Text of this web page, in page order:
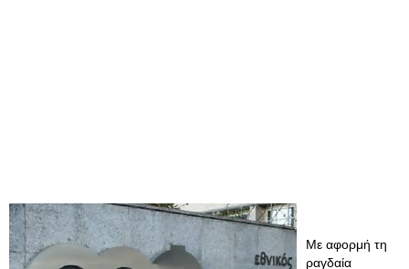
Με αφορμή τη
ραγδαία